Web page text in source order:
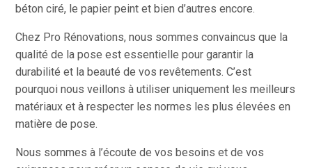
béton ciré, le papier peint et bien d’autres encore.
Chez Pro Rénovations, nous sommes convaincus que la
qualité de la pose est essentielle pour garantir la
durabilité et la beauté de vos revêtements. C’est
pourquoi nous veillons à utiliser uniquement les meilleurs
matériaux et à respecter les normes les plus élevées en
matière de pose.
Nous sommes à l’écoute de vos besoins et de vos